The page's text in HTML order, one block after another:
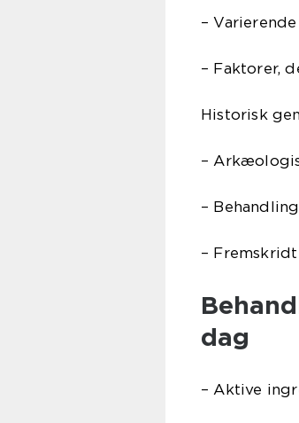
–
– Faktorer,
Historisk
–
–
–
dag
– Aktive